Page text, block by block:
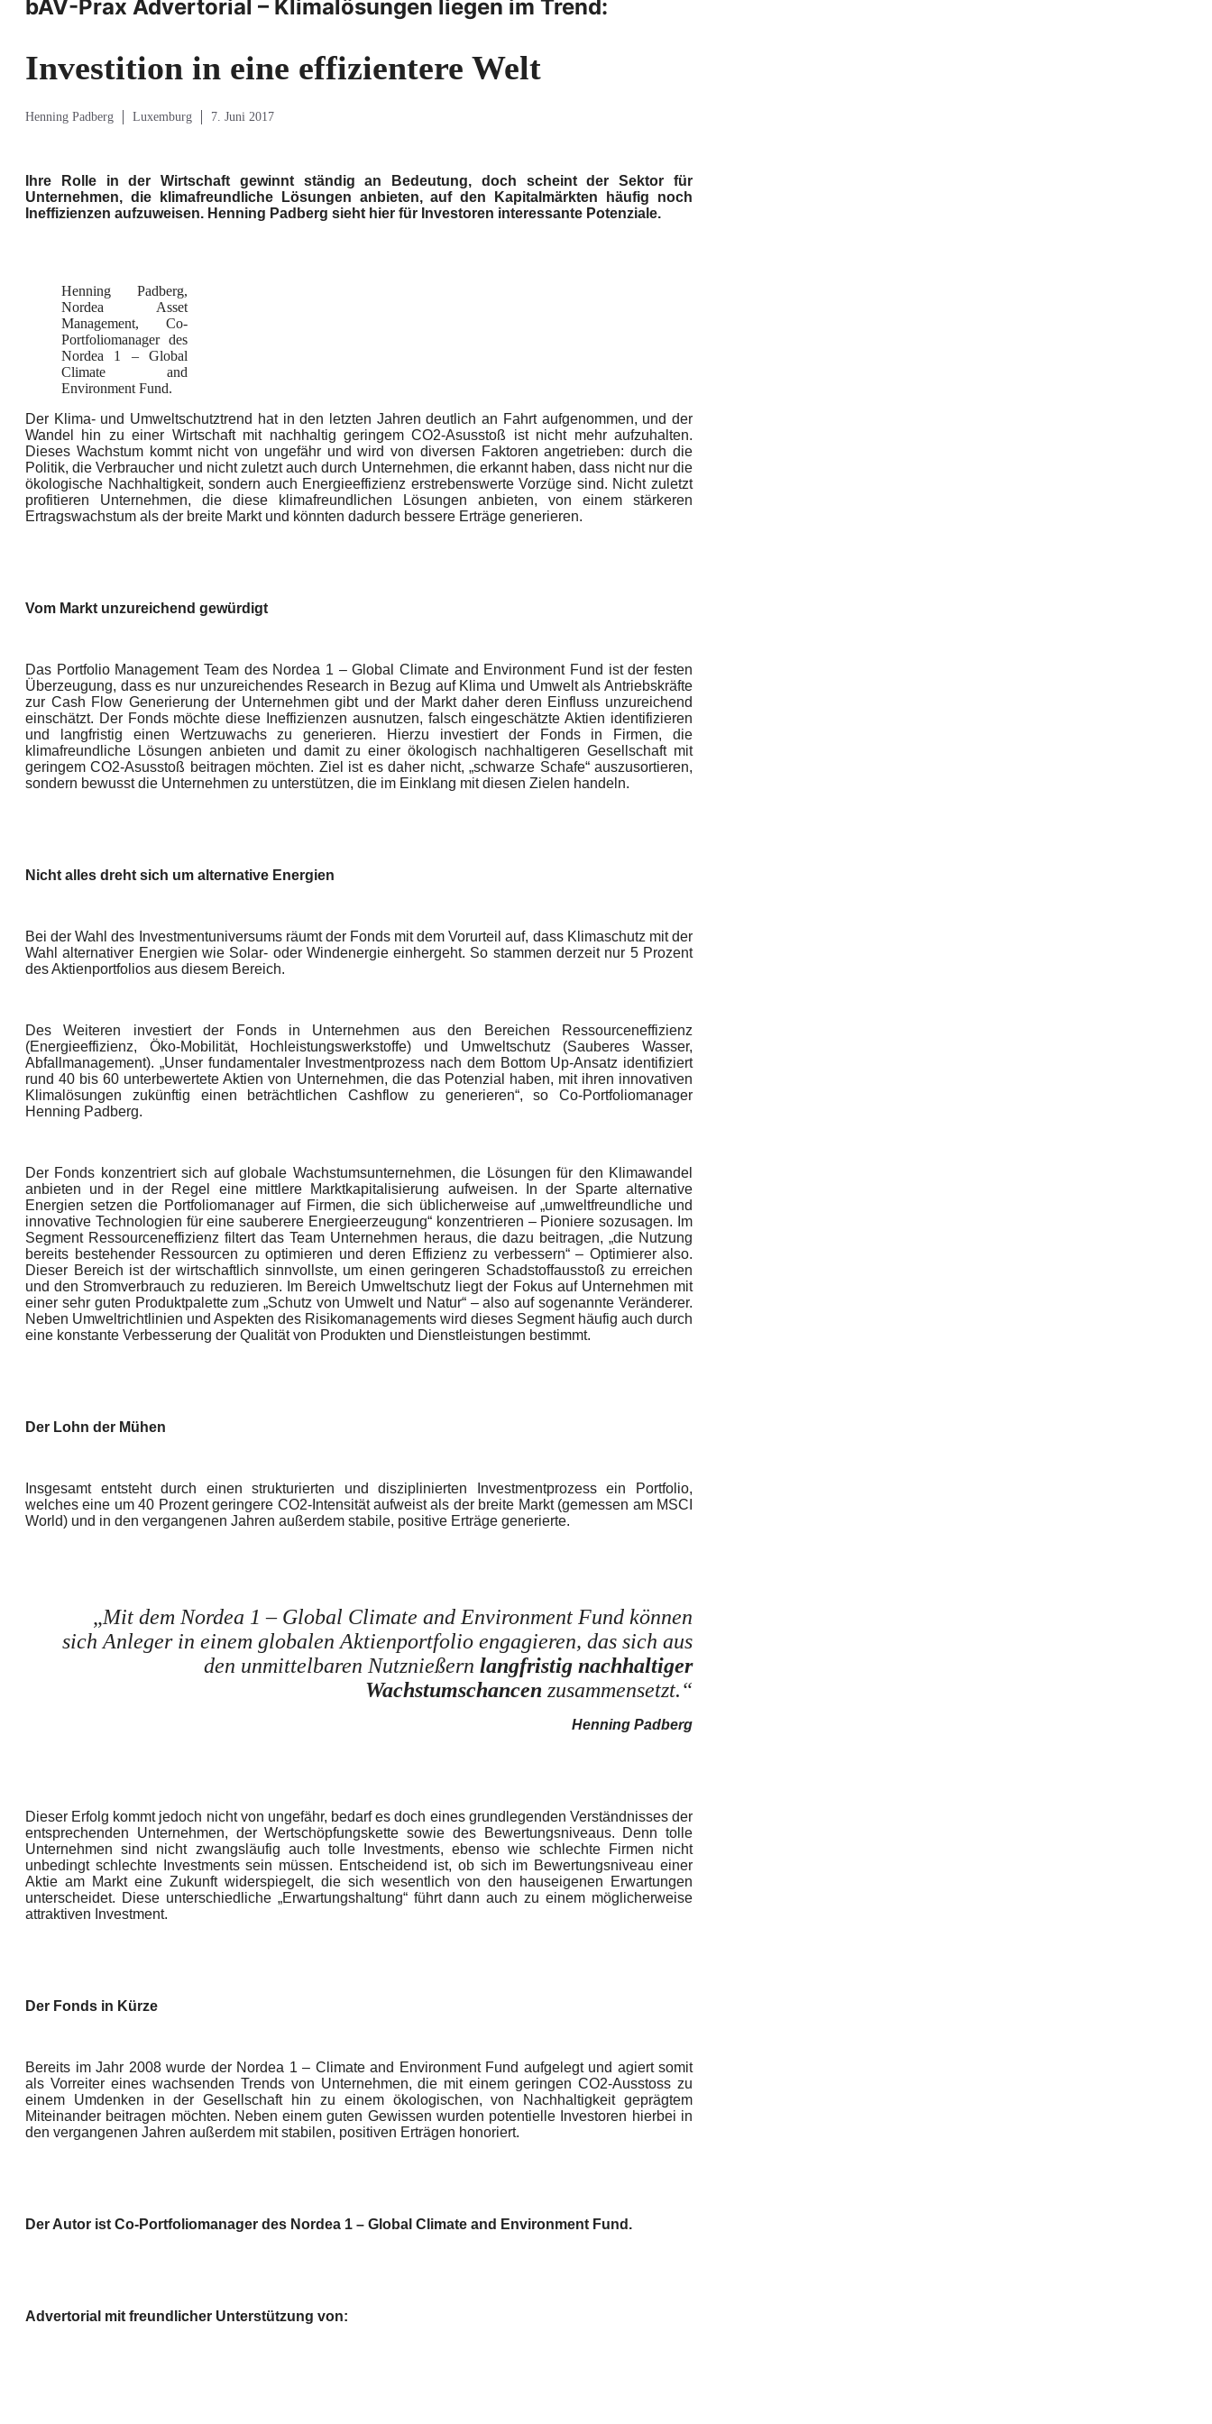
bAV-Prax Advertorial – Klimalösungen liegen im Trend:
Investition in eine effizientere Welt
Henning Padberg Luxemburg 7. Juni 2017
Ihre Rolle in der Wirtschaft gewinnt ständig an Bedeutung, doch scheint der Sektor für
Unternehmen, die klimafreundliche Lösungen anbieten, auf den Kapitalmärkten häufig noch
Ineffizienzen aufzuweisen. Henning Padberg sieht hier für Investoren interessante Potenziale.
Henning Padberg,
Nordea Asset
Management, Co-
Portfoliomanager des
Nordea 1 – Global
Climate and
Environment Fund.
Der Klima- und Umweltschutztrend hat in den letzten Jahren deutlich an Fahrt aufgenommen, und der
Wandel hin zu einer Wirtschaft mit nachhaltig geringem CO2-Asusstoß ist nicht mehr aufzuhalten.
Dieses Wachstum kommt nicht von ungefähr und wird von diversen Faktoren angetrieben: durch die
Politik, die Verbraucher und nicht zuletzt auch durch Unternehmen, die erkannt haben, dass nicht nur die
ökologische Nachhaltigkeit, sondern auch Energieeffizienz erstrebenswerte Vorzüge sind. Nicht zuletzt
profitieren Unternehmen, die diese klimafreundlichen Lösungen anbieten, von einem stärkeren
Ertragswachstum als der breite Markt und könnten dadurch bessere Erträge generieren.
Vom Markt unzureichend gewürdigt
Das Portfolio Management Team des Nordea 1 – Global Climate and Environment Fund ist der festen
Überzeugung, dass es nur unzureichendes Research in Bezug auf Klima und Umwelt als Antriebskräfte
zur Cash Flow Generierung der Unternehmen gibt und der Markt daher deren Einfluss unzureichend
einschätzt. Der Fonds möchte diese Ineffizienzen ausnutzen, falsch eingeschätzte Aktien identifizieren
und langfristig einen Wertzuwachs zu generieren. Hierzu investiert der Fonds in Firmen, die
klimafreundliche Lösungen anbieten und damit zu einer ökologisch nachhaltigeren Gesellschaft mit
geringem CO2-Asusstoß beitragen möchten. Ziel ist es daher nicht, „schwarze Schafe“ auszusortieren,
sondern bewusst die Unternehmen zu unterstützen, die im Einklang mit diesen Zielen handeln.
Nicht alles dreht sich um alternative Energien
Bei der Wahl des Investmentuniversums räumt der Fonds mit dem Vorurteil auf, dass Klimaschutz mit der
Wahl alternativer Energien wie Solar- oder Windenergie einhergeht. So stammen derzeit nur 5 Prozent
des Aktienportfolios aus diesem Bereich.
Des Weiteren investiert der Fonds in Unternehmen aus den Bereichen Ressourceneffizienz
(Energieeffizienz, Öko-Mobilität, Hochleistungswerkstoffe) und Umweltschutz (Sauberes Wasser,
Abfallmanagement). „Unser fundamentaler Investmentprozess nach dem Bottom Up-Ansatz identifiziert
rund 40 bis 60 unterbewertete Aktien von Unternehmen, die das Potenzial haben, mit ihren innovativen
Klimalösungen zukünftig einen beträchtlichen Cashflow zu generieren“, so Co-Portfoliomanager
Henning Padberg.
Der Fonds konzentriert sich auf globale Wachstumsunternehmen, die Lösungen für den Klimawandel
anbieten und in der Regel eine mittlere Marktkapitalisierung aufweisen. In der Sparte alternative
Energien setzen die Portfoliomanager auf Firmen, die sich üblicherweise auf „umweltfreundliche und
innovative Technologien für eine sauberere Energieerzeugung“ konzentrieren – Pioniere sozusagen. Im
Segment Ressourceneffizienz filtert das Team Unternehmen heraus, die dazu beitragen, „die Nutzung
bereits bestehender Ressourcen zu optimieren und deren Effizienz zu verbessern“ – Optimierer also.
Dieser Bereich ist der wirtschaftlich sinnvollste, um einen geringeren Schadstoffausstoß zu erreichen
und den Stromverbrauch zu reduzieren. Im Bereich Umweltschutz liegt der Fokus auf Unternehmen mit
einer sehr guten Produktpalette zum „Schutz von Umwelt und Natur“ – also auf sogenannte Veränderer.
Neben Umweltrichtlinien und Aspekten des Risikomanagements wird dieses Segment häufig auch durch
eine konstante Verbesserung der Qualität von Produkten und Dienstleistungen bestimmt.
Der Lohn der Mühen
Insgesamt entsteht durch einen strukturierten und disziplinierten Investmentprozess ein Portfolio,
welches eine um 40 Prozent geringere CO2-Intensität aufweist als der breite Markt (gemessen am MSCI
World) und in den vergangenen Jahren außerdem stabile, positive Erträge generierte.
„Mit dem Nordea 1 – Global Climate and Environment Fund können
sich Anleger in einem globalen Aktienportfolio engagieren, das sich aus
den unmittelbaren Nutznießern langfristig nachhaltiger
Wachstumschancen zusammensetzt.“
Henning Padberg
Dieser Erfolg kommt jedoch nicht von ungefähr, bedarf es doch eines grundlegenden Verständnisses der
entsprechenden Unternehmen, der Wertschöpfungskette sowie des Bewertungsniveaus. Denn tolle
Unternehmen sind nicht zwangsläufig auch tolle Investments, ebenso wie schlechte Firmen nicht
unbedingt schlechte Investments sein müssen. Entscheidend ist, ob sich im Bewertungsniveau einer
Aktie am Markt eine Zukunft widerspiegelt, die sich wesentlich von den hauseigenen Erwartungen
unterscheidet. Diese unterschiedliche „Erwartungshaltung“ führt dann auch zu einem möglicherweise
attraktiven Investment.
Der Fonds in Kürze
Bereits im Jahr 2008 wurde der Nordea 1 – Climate and Environment Fund aufgelegt und agiert somit
als Vorreiter eines wachsenden Trends von Unternehmen, die mit einem geringen CO2-Ausstoss zu
einem Umdenken in der Gesellschaft hin zu einem ökologischen, von Nachhaltigkeit geprägtem
Miteinander beitragen möchten. Neben einem guten Gewissen wurden potentielle Investoren hierbei in
den vergangenen Jahren außerdem mit stabilen, positiven Erträgen honoriert.
DerAutor ist Co-Portfoliomanager des Nordea 1 – Global Climate and Environment Fund.
Advertorial mit freundlicher Unterstützung von: